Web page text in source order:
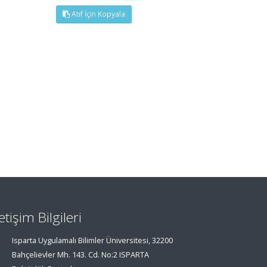
Atıf İçin Kopyala
Bilgileri
Isparta Uygulamalı Bilimler Üniversitesi, 32200
Bahçelievler Mh. 143. Cd. No:2 ISPARTA